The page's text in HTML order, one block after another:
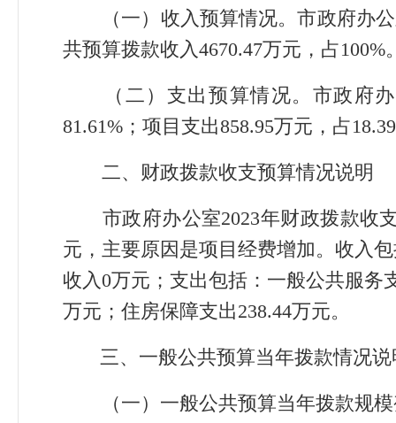
（一）收入预算情况。市政府办
共预算拨款收入4670.47万元，占100%
（二）支出预算情况。 市政府
81.61%；项目支出858.95万元，占
二、财政拨款收支预算情况说明
市政府办公室2023年财政拨款收
元，主要原因是项目经费增加。收入
收入0万元；支出包括：一般公共服务
万元；住房保障支出238.44万元。
三、一般公共预算当年拨款情况说
（一）一般公共预算当年拨款规